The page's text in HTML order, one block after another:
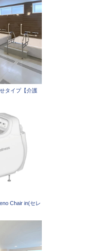
タイプ【介護
Chair in(セレ